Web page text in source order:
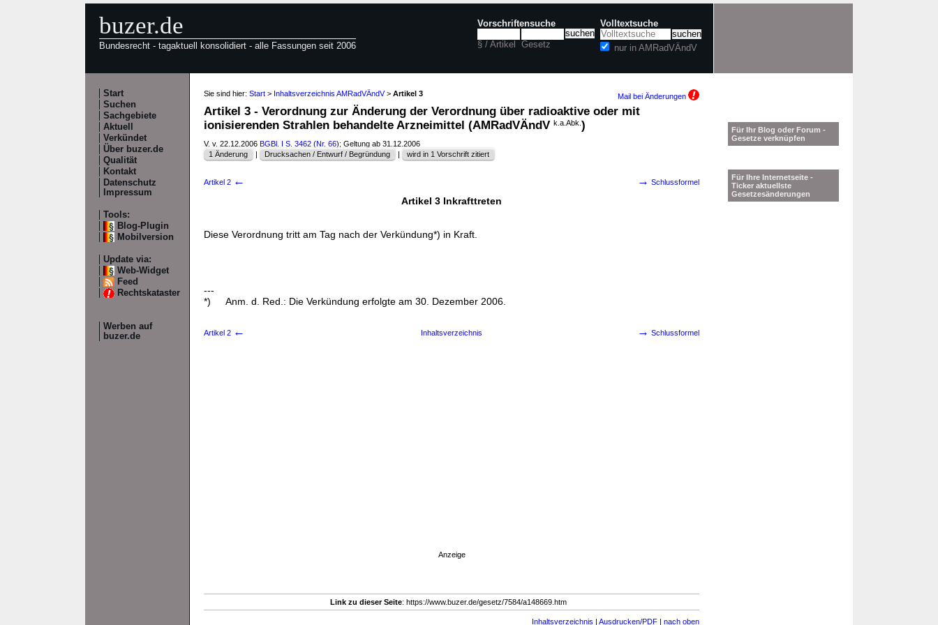
buzer.de
Bundesrecht - tagaktuell konsolidiert - alle Fassungen seit 2006
Vorschriftensuche
§ / Artikel Gesetz
Volltextsuche
nur in AMRadVÄndV
Start
Suchen
Sachgebiete
Aktuell
Verkündet
Über buzer.de
Qualität
Kontakt
Datenschutz
Impressum
Tools:
Blog-Plugin
Mobilversion
Update via:
Web-Widget
Feed
Rechtskataster
Werben auf
buzer.de
Sie sind hier: Start > Inhaltsverzeichnis AMRadVÄndV> Artikel 3 Mail bei Änderungen
Artikel 3 - Verordnung zur Änderung der Verordnung über radioaktive oder mit
ionisierenden Strahlen behandelte Arzneimittel (AMRadVÄndV k.a.Abk. )
V. v. 22.12.2006 BGBl. I S. 3462 (Nr. 66); Geltung ab 31.12.2006
1 Änderung
| Drucksachen / Entwurf / Begründung | wird in 1 Vorschrift zitiert
Artikel 2 ← → Schlussformel
Artikel 3 Inkrafttreten
Diese Verordnung tritt am Tag nach der Verkündung*) in Kraft.
---
*)
Anm. d. Red.: Die Verkündung erfolgte am 30. Dezember 2006.
Artikel 2 ← Inhaltsverzeichnis → Schlussformel
Anzeige
Link zu dieser Seite: https://www.buzer.de/gesetz/7584/a148669.htm
Inhaltsverzeichnis | Ausdrucken/PDF | nach oben
Für Ihr Blog oder Forum -
Gesetze verknüpfen
Für Ihre Internetseite -
Ticker aktuellste
Gesetzesänderungen